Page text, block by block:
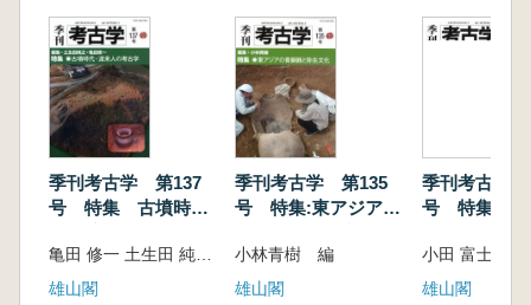
変動と弥生文化の形成(甲元 眞之)/在来人と外来
人の軋轢(春成 秀爾)
季刊考古学 第137
号 特集 古墳時
亀田 修一 土生田 純之 編
雄山閣
季刊考古学 第135
号 特集:東アジアの
小林青樹 編
雄山閣
季刊考古学
号 特集:西
小田 富士雄
雄山閣